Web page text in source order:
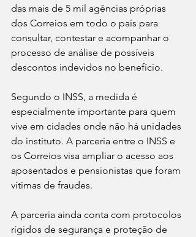
das mais de 5 mil agências próprias
dos Correios em todo o país para
consultar, contestar e acompanhar o
processo de análise de possíveis
descontos indevidos no benefício.
Segundo o INSS, a medida é
especialmente importante para quem
vive em cidades onde não há unidades
do instituto. A parceria entre o INSS e
os Correios visa ampliar o acesso aos
aposentados e pensionistas que foram
vítimas de fraudes.
A parceria ainda conta com protocolos
rígidos de segurança e proteção de